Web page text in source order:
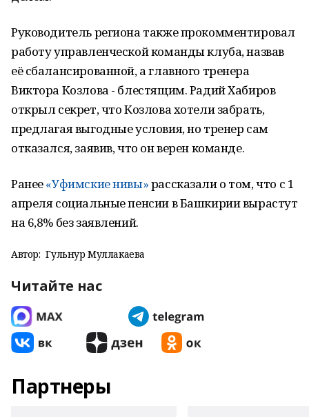
Руководитель региона также прокомментировал
работу управленческой команды клуба, назвав
её сбалансированной, а главного тренера
Виктора Козлова - блестящим. Радий Хабиров
открыл секрет, что Козлова хотели забрать,
предлагая выгодные условия, но тренер сам
отказался, заявив, что он верен команде.
Ранее«Уфимские нивы»рассказали о том, что с 1
апреля социальные пенсии в Башкирии вырастут
на 6,8% без заявлений.
Автор: Гульнур Муллакаева
Читайте нас
Партнеры